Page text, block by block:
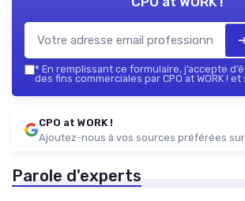
* En remplissant ce formulaire, j’accepte
des fins commerciales par CPO at WORK !
CPO at WORK !
Ajoutez-nous à vos sources préférées
Parole d'experts